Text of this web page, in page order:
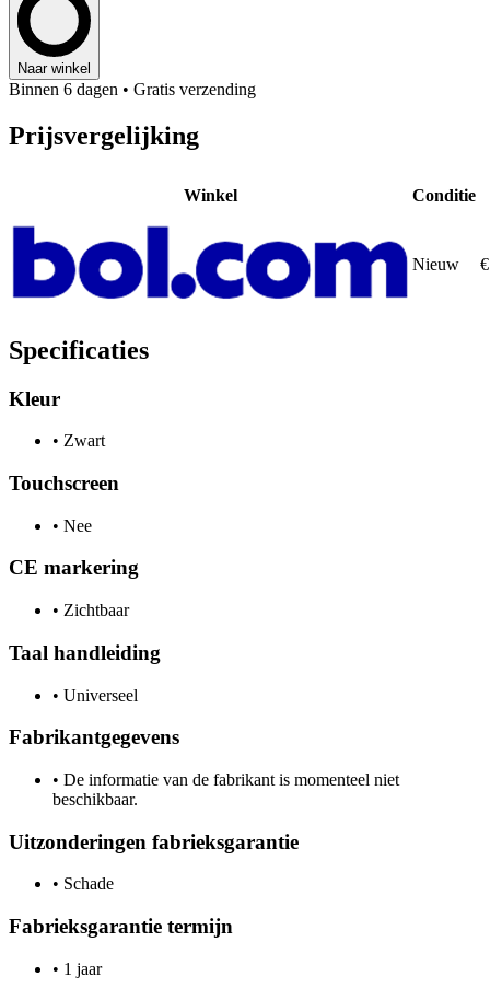
Naar winkel
Binnen 6 dagen • Gratis verzending
Prijsvergelijking
Winkel Conditie
Nieuw
Specificaties
Kleur
• Zwart
Touchscreen
• Nee
CE markering
• Zichtbaar
Taal handleiding
• Universeel
Fabrikantgegevens
• De informatie van de fabrikant is momenteel niet
beschikbaar.
Uitzonderingen fabrieksgarantie
• Schade
Fabrieksgarantie termijn
• 1 jaar